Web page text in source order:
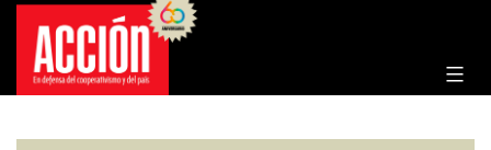
Saltar
contenido